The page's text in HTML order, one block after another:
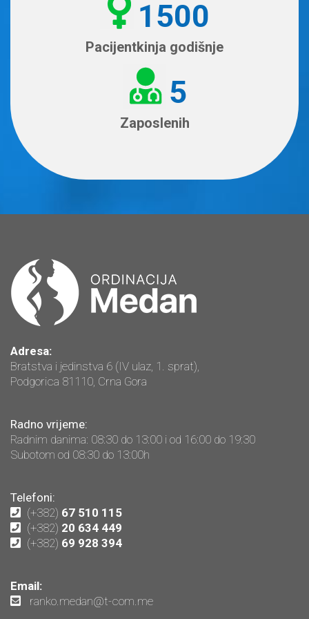
1500
Pacijentkinja godišnje
5
Zaposlenih
Adresa:
Bratstva i jedinstva 6 (IV ulaz, 1. sprat),
Podgorica 81110, Crna Gora
Radno vrijeme:
Radnim danima: 08:30 do 13:00 i od 16:00 do 19:30
Subotom od 08:30 do 13:00h
Telefoni:
(+382) 67 510 115
(+382) 20 634 449
(+382) 69 928 394
Email:
ranko.medan@t-com.me